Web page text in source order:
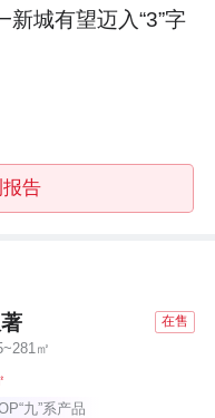
城有望迈入“3”字
告
在售
㎡
九”系产品